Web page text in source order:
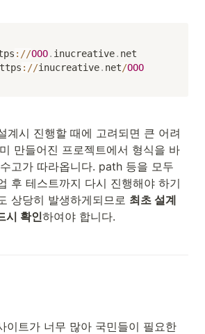
: //OOO. inucreative.
: //inucreative. net/OOO
계시 진행할 때에 고려되면 큰 어려
만들어진 프로젝트에서 형식을 바
고가 따라옵니다. path 등을 모두
후 테스트까지 다시 진행해야 하기
상당히 발생하게되므로 최초 설계
시 확인하여야 합니다.
이트가 너무 많아 국민들이 필요한